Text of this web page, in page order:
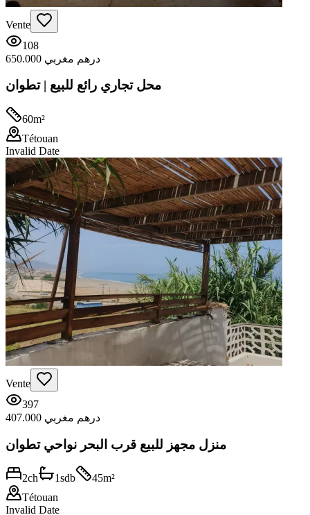
Vente
108
650.000 درهم مغربي
محل تجاري رائع للبيع | تطوان
60m²
Tétouan
Invalid Date
Vente
397
407.000 درهم مغربي
منزل مجهز للبيع قرب البحر نواحي تطوان
2ch 1sdb 45m²
Tétouan
Invalid Date